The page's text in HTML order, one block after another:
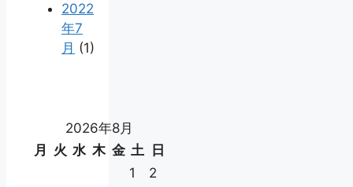
2022
年7
月 (1)
2026年8月
月
火 水 木 金 土
日
1
2